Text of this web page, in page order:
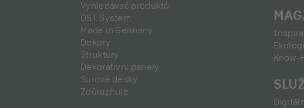
Vyhledávač produktů
DST System
Made in Germany
Dekory
Struktury
Dekorativní panely
Surové desky
Zdůrazňuje
Know-